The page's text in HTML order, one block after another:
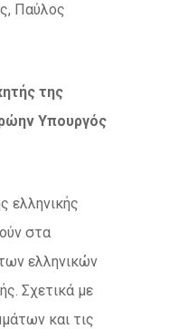
Παύλος
της
Υπουργός
ελληνικής
στα
ελληνικών
Σχετικά με
και τις